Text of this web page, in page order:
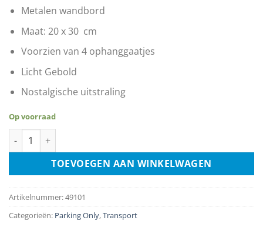
Metalen wandbord
Maat: 20 x 30 cm
Voorzien van 4 ophanggaatjes
Licht Gebold
Nostalgische uitstraling
Op voorraad
Aston Martin Parking Only aantal
TOEVOEGEN AAN WINKELWAGEN
Artikelnummer:49101
Categorieën: Parking Only,Transport